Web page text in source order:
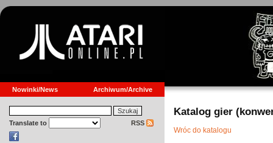
Nowinki/News Archiwum/Archive
Translate to RSS
Katalog gier
Wróc do katalogu